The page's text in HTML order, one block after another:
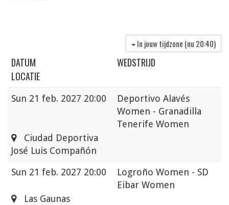
In jouw tijdzone (nu 20:40)
DATUM
WEDSTRIJD
LOCATIE
Sun 21 feb. 2027 20:00
Deportivo Alavés
Women - Granadilla
Tenerife Women
Ciudad Deportiva
José Luis Compañón
Sun 21 feb. 2027 20:00
Logroño Women - SD
Eibar Women
Las Gaunas